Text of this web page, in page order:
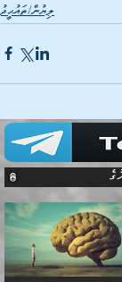
ލިޔުން/ތައުޙީދު